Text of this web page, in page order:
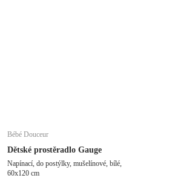
Bébé Douceur
Dětské prostěradlo Gauge
Napínací, do postýlky, mušelínové, bílé,
60x120 cm